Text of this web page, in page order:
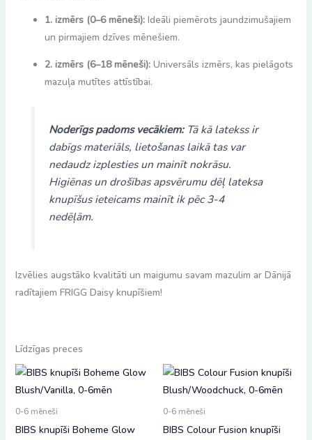
1. izmērs (0–6 mēneši):Ideāli piemērots jaundzimušajiem
un pirmajiem dzīves mēnešiem.
2. izmērs (6–18 mēneši):Universāls izmērs, kas pielāgots
mazuļa mutītes attīstībai.
Noderīgs padoms vecākiem:Tā kā latekss ir
dabīgs materiāls, lietošanas laikā tas var
nedaudz izplesties un mainīt nokrāsu.
Higiēnas un drošības apsvērumu dēļ lateksa
knupīšus ieteicams mainīt ik pēc 3-4
nedēļām.
Izvēlies augstāko kvalitāti un maigumu savam mazulim ar Dānijā
radītajiem FRIGG Daisy knupīšiem!
Līdzīgas preces
0-6 mēneši
BIBS knupīši Boheme Glow
0-6 mēneši
BIBS Colour Fusion knupīši